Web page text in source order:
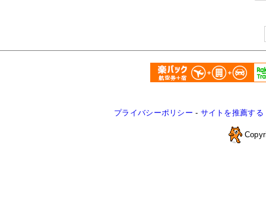
プライバシーポリシー - サイトを推薦する